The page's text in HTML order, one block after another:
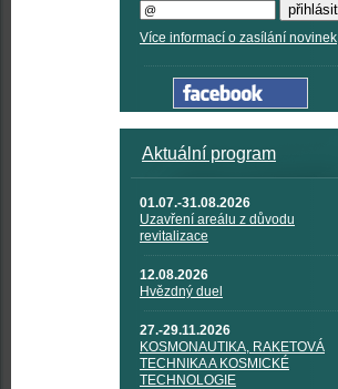
Více informací o zasílání novinek
Aktuální program
01.07.-31.08.2026
Uzavření areálu z důvodu
revitalizace
12.08.2026
Hvězdný duel
27.-29.11.2026
KOSMONAUTIKA, RAKETOVÁ
TECHNIKA A KOSMICKÉ
TECHNOLOGIE